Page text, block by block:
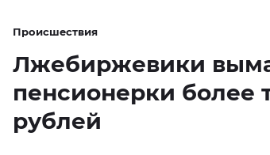
Происшествия
Лжебиржевики
пенсионерки более
рублей